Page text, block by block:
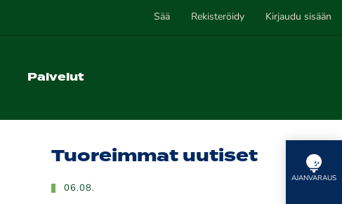
Sää Rekisteröidy Kirjaudu sisään
Palvelut
AJANVARAUS
Tuoreimmat uutiset
06.08.